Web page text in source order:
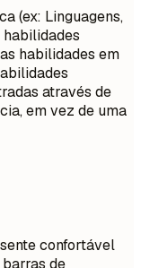
(ex: Linguagens,
habilidades
habilidades em
através de
em vez de uma
confortável
de